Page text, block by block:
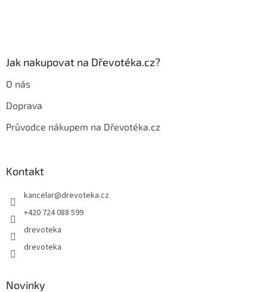
Jak nakupovat na Dřevotéka.cz?
O nás
Doprava
Průvodce nákupem na Dřevotéka.cz
Kontakt
kancelar@drevoteka.cz
+420 724 088 599
drevoteka
drevoteka
Novinky